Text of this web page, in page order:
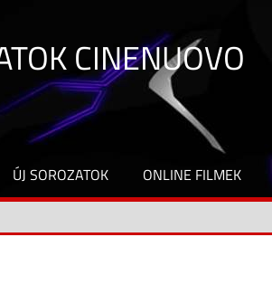
CINENUOVO
ÚJ SOROZATOK ONLINE FILMEK